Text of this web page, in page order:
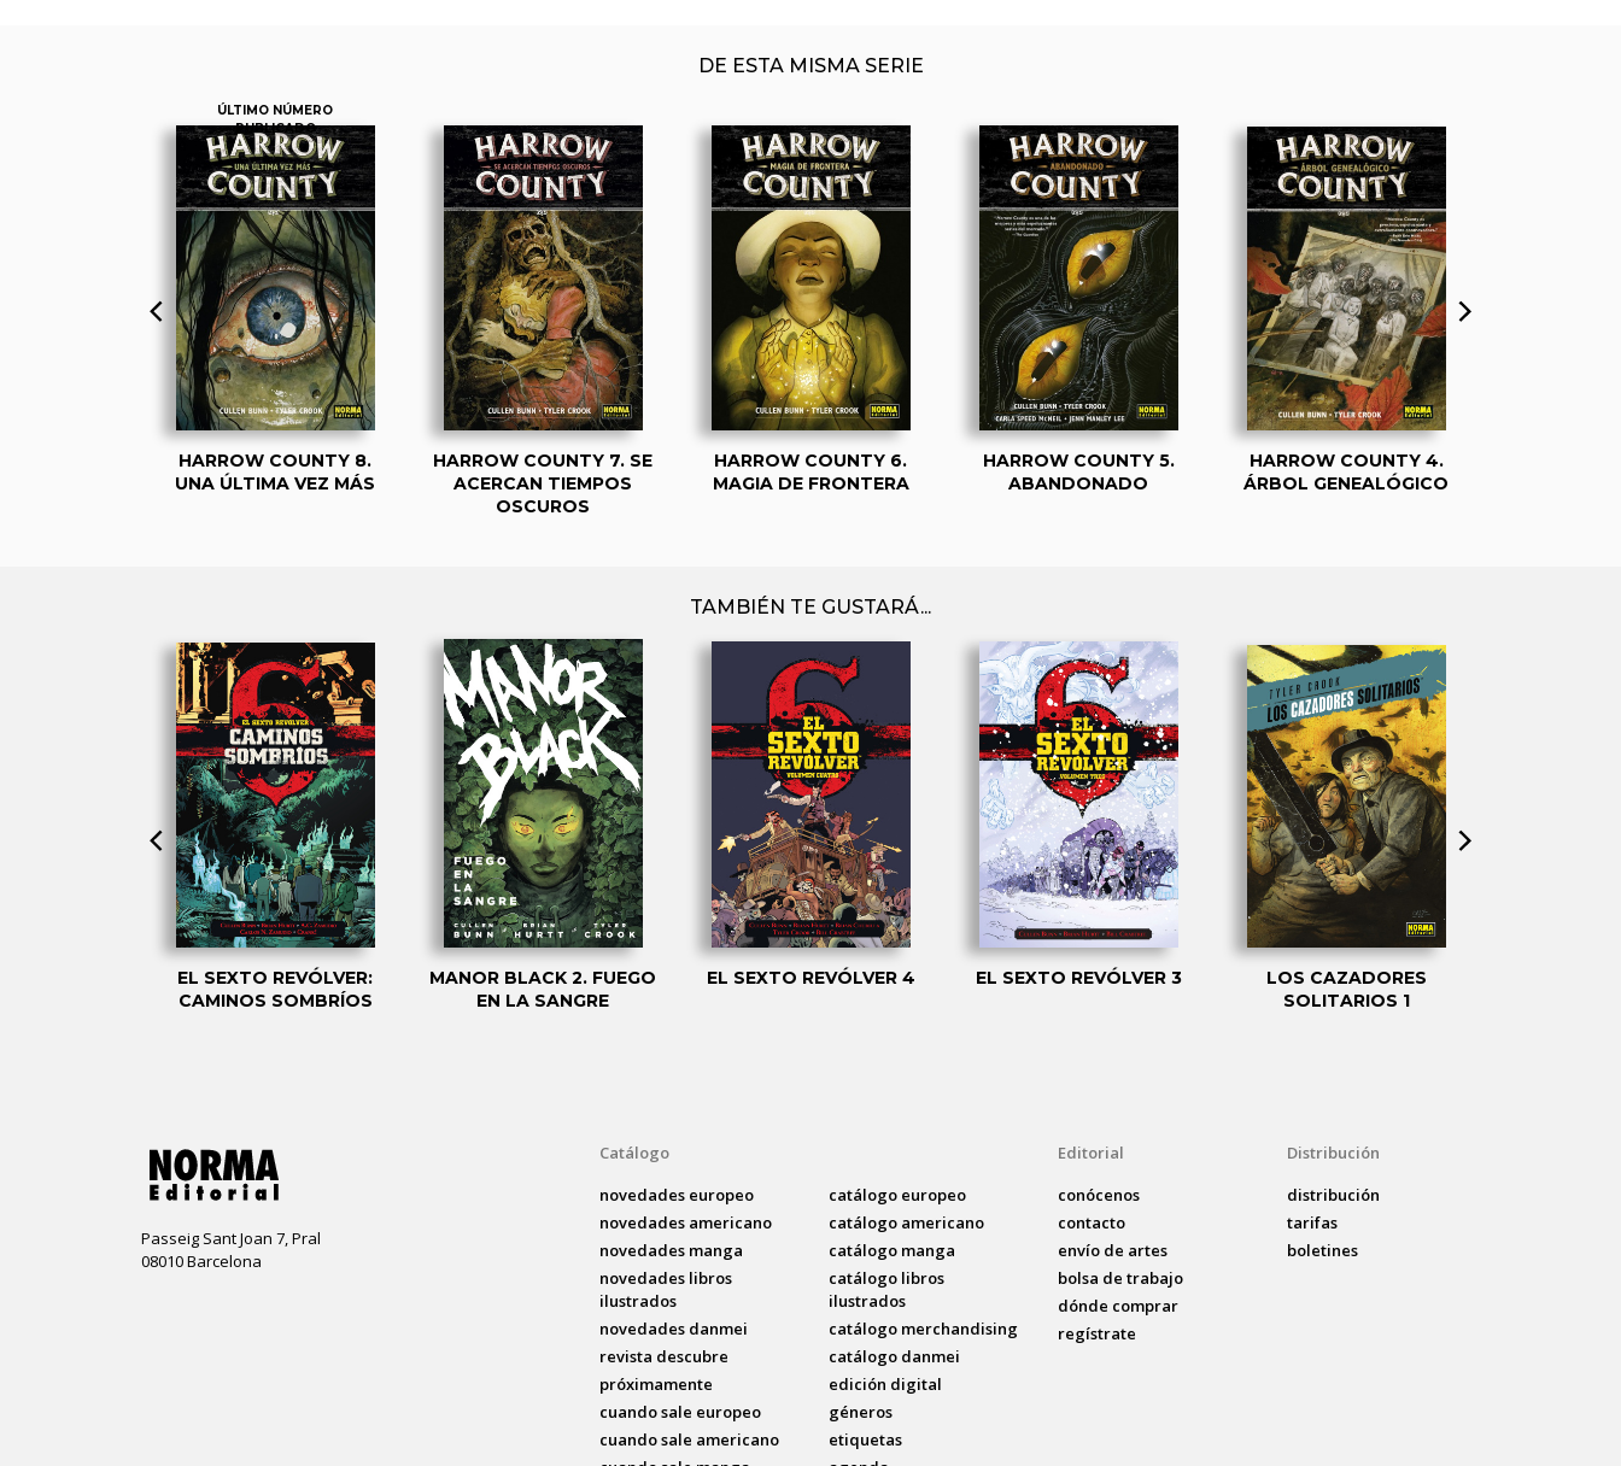
DE ESTA MISMA SERIE
ÚLTIMO NÚMERO
PUBLICADO
HARROW COUNTY 8.
UNA ÚLTIMA VEZ MÁS
HARROW COUNTY 7. SE
ACERCAN TIEMPOS
OSCUROS
HARROW COUNTY 6.
MAGIA DE FRONTERA
HARROW COUNTY 5.
ABANDONADO
HARROW COUNTY 4.
ÁRBOL GENEALÓGICO
TAMBIÉN TE GUSTARÁ...
EL SEXTO REVÓLVER:
CAMINOS SOMBRÍOS
MANOR BLACK 2. FUEGO
EN LA SANGRE
EL SEXTO REVÓLVER 4 EL SEXTO REVÓLVER 3
LOS CAZADORES
SOLITARIOS 1
Passeig Sant Joan 7, Pral
08010 Barcelona
Catálogo
novedades europeo
novedades americano
novedades manga
novedades libros
ilustrados
novedades danmei
revista descubre
próximamente
cuando sale europeo
cuando sale americano
catálogo europeo
catálogo americano
catálogo manga
catálogo libros
ilustrados
catálogo merchandising
catálogo danmei
edición digital
géneros
etiquetas
Editorial
conócenos
contacto
envío de artes
bolsa de trabajo
dónde comprar
regístrate
Distribución
distribución
tarifas
boletines